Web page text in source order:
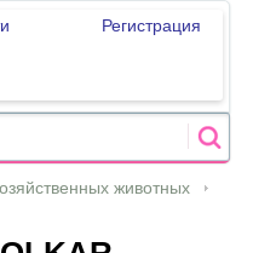
Регистрация
животных